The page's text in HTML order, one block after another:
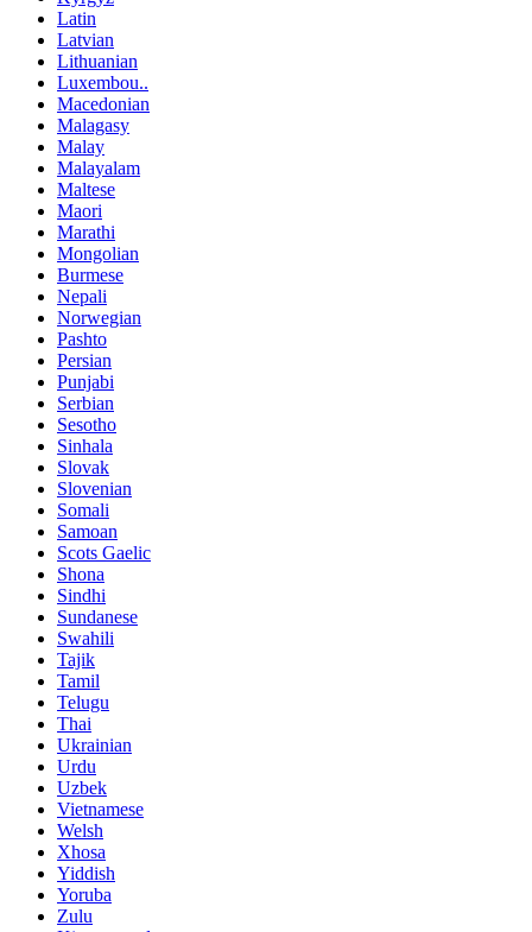
Latin
Latvian
Lithuanian
Luxembou..
Macedonian
Malagasy
Malay
Malayalam
Maltese
Maori
Marathi
Mongolian
Burmese
Nepali
Norwegian
Pashto
Persian
Punjabi
Serbian
Sesotho
Sinhala
Slovak
Slovenian
Somali
Samoan
Scots Gaelic
Shona
Sindhi
Sundanese
Swahili
Tajik
Tamil
Telugu
Thai
Ukrainian
Urdu
Uzbek
Vietnamese
Welsh
Xhosa
Yiddish
Yoruba
Zulu